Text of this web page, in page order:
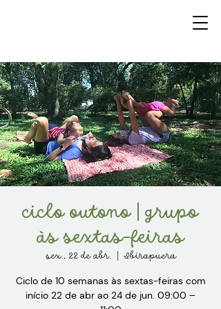
ciclo outono | grupo
às sextas-feiras
sex., 22 de abr.
  |
Ibirapuera
Ciclo de 10 semanas às sextas-feiras com
início 22 de abr ao 24 de jun. 09:00 –